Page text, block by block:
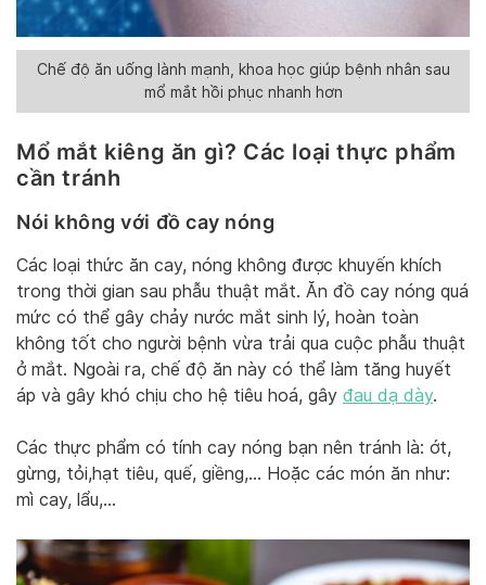
Chế độ ăn uống lành mạnh, khoa học giúp bệnh nhân sau
mổ mắt hồi phục nhanh hơn
Mổ mắt kiêng ăn gì? Các loại thực phẩm
cần tránh
Nói không với đồ cay nóng
Các loại thức ăn cay, nóng không được khuyến khích
trong thời gian sau phẫu thuật mắt. Ăn đồ cay nóng quá
mức có thể gây chảy nước mắt sinh lý, hoàn toàn
không tốt cho người bệnh vừa trải qua cuộc phẫu thuật
ở mắt. Ngoài ra, chế độ ăn này có thể làm tăng huyết
áp và gây khó chịu cho hệ tiêu hoá, gây đau dạ dày.
Các thực phẩm có tính cay nóng bạn nên tránh là: ớt,
gừng, tỏi,hạt tiêu, quế, giềng,… Hoặc các món ăn như:
mì cay, lẩu,…